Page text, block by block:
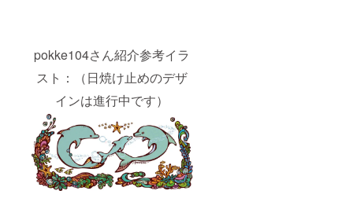
pokke104さん紹介参考イラ
スト：（日焼け止めのデザ
インは進行中です）